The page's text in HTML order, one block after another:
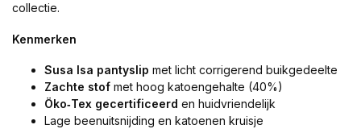
collectie.
Kenmerken
Susa Isa pantyslip met licht corrigerend buikgedeelte
Zachte stof met hoog katoengehalte (40%)
Öko‑Tex gecertificeerd en huidvriendelijk
Lage beenuitsnijding en katoenen kruisje